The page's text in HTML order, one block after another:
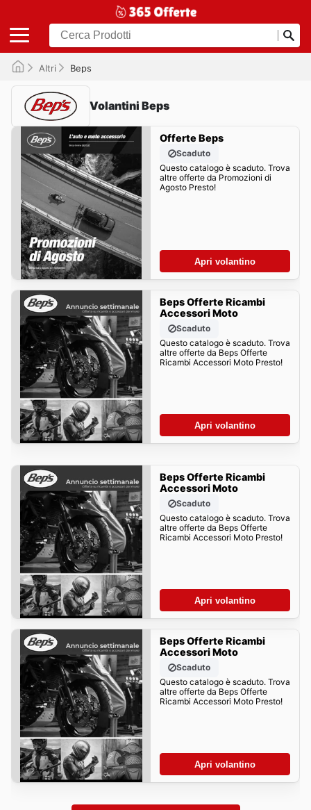
Altri Beps
Volantini Beps
Offerte Beps
Scaduto
Questo catalogo è scaduto. Trova
altre offerte da Promozioni di
Agosto Presto!
Apri volantino
Beps Offerte Ricambi
Accessori Moto
Scaduto
Questo catalogo è scaduto. Trova
altre offerte da Beps Offerte
Ricambi Accessori Moto Presto!
Apri volantino
Beps Offerte Ricambi
Accessori Moto
Scaduto
Questo catalogo è scaduto. Trova
altre offerte da Beps Offerte
Ricambi Accessori Moto Presto!
Apri volantino
Beps Offerte Ricambi
Accessori Moto
Scaduto
Questo catalogo è scaduto. Trova
altre offerte da Beps Offerte
Ricambi Accessori Moto Presto!
Apri volantino